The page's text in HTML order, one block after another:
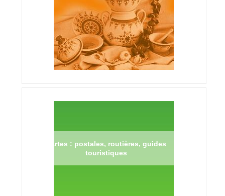
Cartes : postales, routières, guides
touristiques